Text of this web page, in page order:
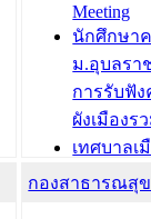
บทความ อื่นๆ ...
Meeting
นักศึกษา
ม.อุบลรา
การรับฟั
ผังเมืองร
เทศบาลเ
โครงการ
กองสาธารณสุ